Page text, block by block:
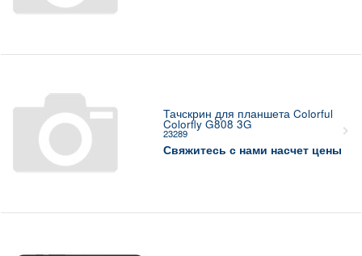
Тачскрин для планшета Colorful
Colorfly G808 3G
23289
Свяжитесь с нами насчет цены